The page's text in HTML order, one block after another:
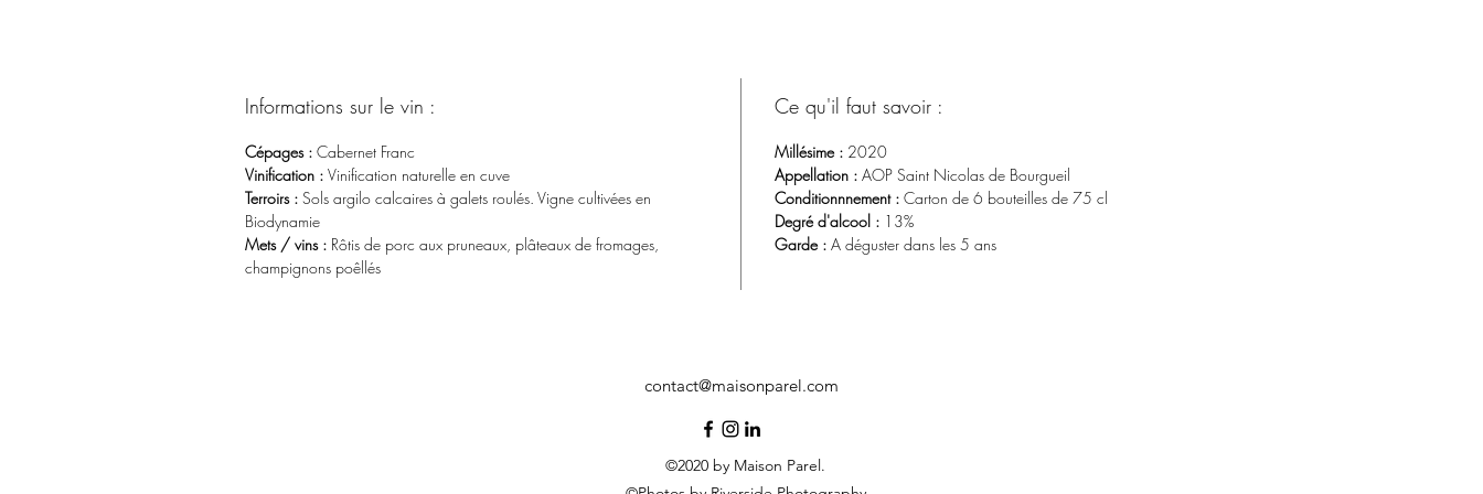
Informations sur le vin :
Cépages : Cabernet Franc
Vinification : Vinification naturelle en cuve
Terroirs : Sols argilo calcaires à galets roulés. Vigne cultivées en
Biodynamie
Mets / vins : Rôtis de porc aux pruneaux, plâteaux de fromages,
champignons poêllés
Ce qu'il faut savoir :
Millésime : 2020
Appellation : AOP Saint Nicolas de Bourgueil
Conditionnnement : Carton de 6 bouteilles de 75 cl
Degré d'alcool : 13%
Garde : A déguster dans les 5 ans
contact@maisonparel.com
©2020 by Maison Parel.